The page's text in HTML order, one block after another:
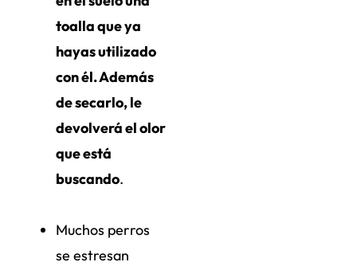
toalla que ya
hayas utilizado
con él. Además
de secarlo, le
devolverá el olor
que está
buscando.
Muchos perros
se estresan